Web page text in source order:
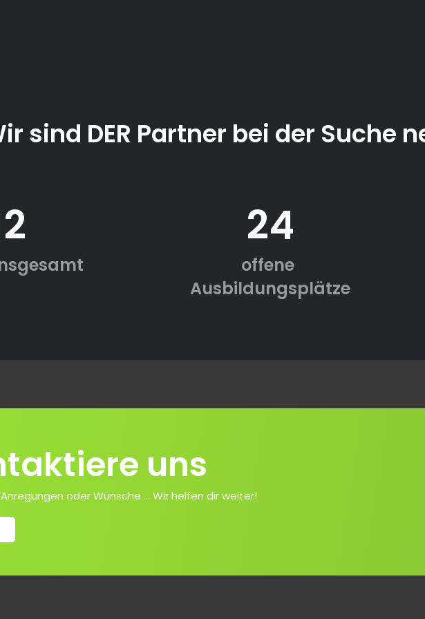
sind DER Partner bei der Suche
24
offene
Ausbildungsplätze
uns
oder Wünsche ... Wir helfen dir weiter!